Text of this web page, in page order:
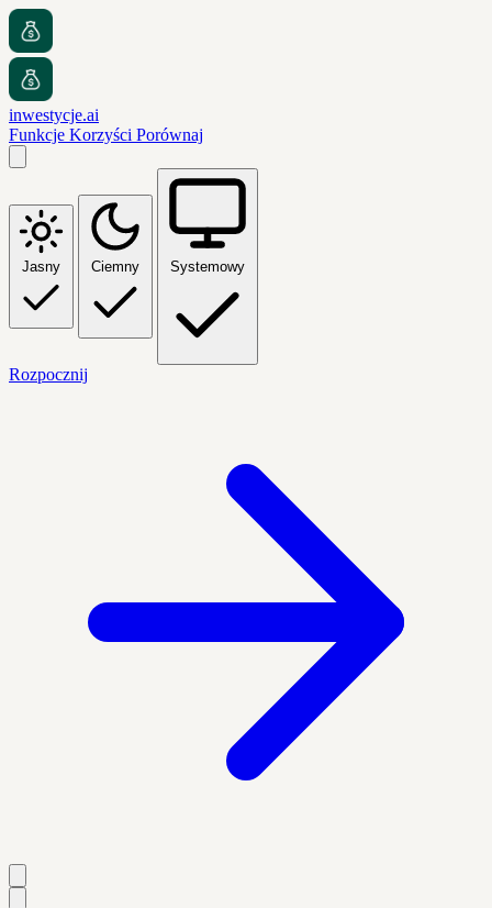
inwestycje.ai
Funkcje Korzyści Porównaj
Jasny Ciemny Systemowy
Rozpocznij